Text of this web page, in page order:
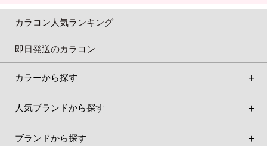
カラコン人気ランキング
即日発送のカラコン
カラーから探す
人気ブランドから探す
ブランドから探す